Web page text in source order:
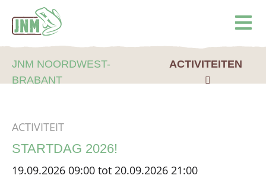
JNM NOORDWEST-
BRABANT
ACTIVITEITEN
ACTIVITEIT
STARTDAG 2026!
19.09.2026 09:00 tot 20.09.2026 21:00